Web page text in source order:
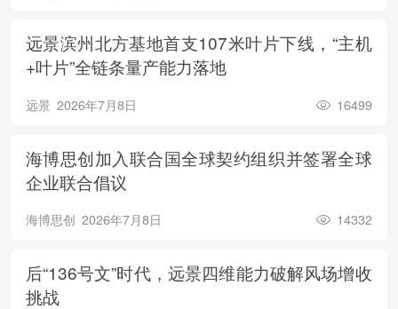
远景滨州北方基地首支107米叶片下线，“主机
+叶片”全链条量产能力落地
远景 2026年7月8日 16499
海博思创加入联合国全球契约组织并签署全球
企业联合倡议
海博思创 2026年7月8日 14332
后“136号文”时代，远景四维能力破解风场增收
挑战